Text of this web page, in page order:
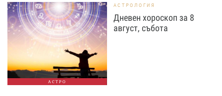
АСТРО
АСТРОЛОГИЯ
Дневен хороскоп за 8
август, събота